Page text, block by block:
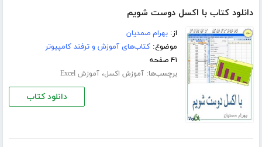
دانلود کتاب با اکسل دوست شویم
از:بهرام صمدیان
موضوع:کتاب‌های آموزش و ترفند کامپیوتر
۴۱ صفحه
برچسب‌ها:آموزش اکسل،آموزش Excel
دانلود کتاب